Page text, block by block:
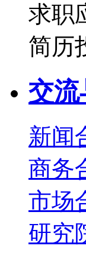
求职
简历
交流
新闻
商务
市场
研究